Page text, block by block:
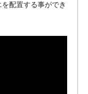
配置する事ができ